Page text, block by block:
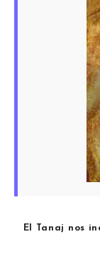
El Tanaj nos